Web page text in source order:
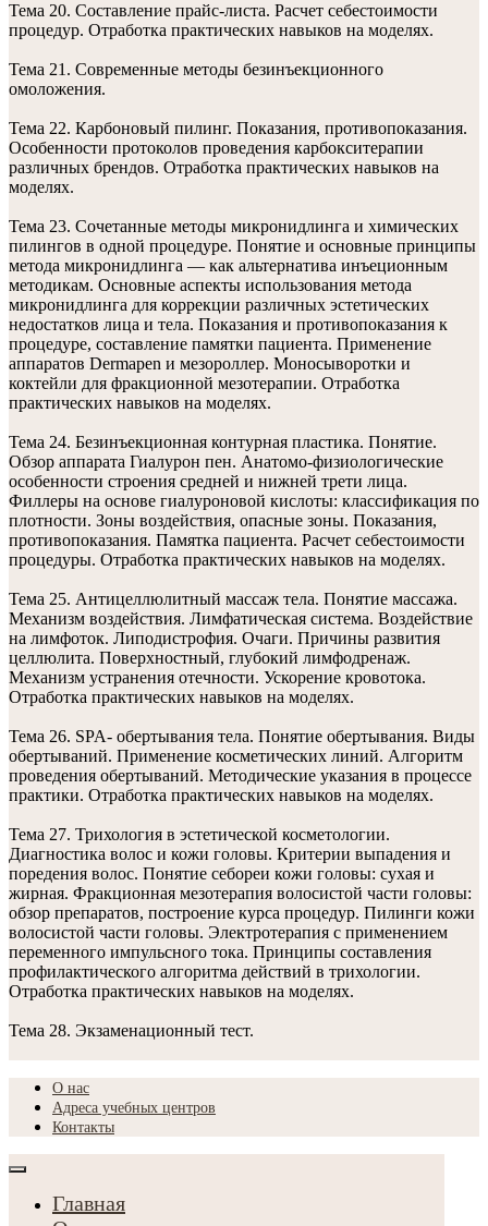
Тема 20. Составление прайс-листа. Расчет себестоимости
процедур. Отработка практических навыков на моделях.
Тема 21. Современные методы безинъекционного
омоложения.
Тема 22. Карбоновый пилинг. Показания, противопоказания.
Особенности протоколов проведения карбокситерапии
различных брендов. Отработка практических навыков на
моделях.
Тема 23. Сочетанные методы микронидлинга и химических
пилингов в одной процедуре. Понятие и основные принципы
метода микронидлинга — как альтернатива инъеционным
методикам. Основные аспекты использования метода
микронидлинга для коррекции различных эстетических
недостатков лица и тела. Показания и противопоказания к
процедуре, составление памятки пациента. Применение
аппаратов Dermapen и мезороллер. Моносыворотки и
коктейли для фракционной мезотерапии. Отработка
практических навыков на моделях.
Тема 24. Безинъекционная контурная пластика. Понятие.
Обзор аппарата Гиалурон пен. Анатомо-физиологические
особенности строения средней и нижней трети лица.
Филлеры на основе гиалуроновой кислоты: классификация по
плотности. Зоны воздействия, опасные зоны. Показания,
противопоказания. Памятка пациента. Расчет себестоимости
процедуры. Отработка практических навыков на моделях.
Тема 25. Антицеллюлитный массаж тела. Понятие массажа.
Механизм воздействия. Лимфатическая система. Воздействие
на лимфоток. Липодистрофия. Очаги. Причины развития
целлюлита. Поверхностный, глубокий лимфодренаж.
Механизм устранения отечности. Ускорение кровотока.
Отработка практических навыков на моделях.
Тема 26. SPA- обертывания тела. Понятие обертывания. Виды
обертываний. Применение косметических линий. Алгоритм
проведения обертываний. Методические указания в процессе
практики. Отработка практических навыков на моделях.
Тема 27. Трихология в эстетической косметологии.
Диагностика волос и кожи головы. Критерии выпадения и
поредения волос. Понятие себореи кожи головы: сухая и
жирная. Фракционная мезотерапия волосистой части головы:
обзор препаратов, построение курса процедур. Пилинги кожи
волосистой части головы. Электротерапия с применением
переменного импульсного тока. Принципы составления
профилактического алгоритма действий в трихологии.
Отработка практических навыков на моделях.
Тема 28. Экзаменационный тест.
О нас
Адреса учебных центров
Контакты
Главная